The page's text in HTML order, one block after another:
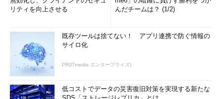
リティを向上させる
んだチームは？ (1/2)
既存ツールは捨てない！ アプリ連携で防ぐ情報の
サイロ化
PR(ITmedia エンタープライズ)
低コストでデータの災害復旧対策を実現する新たな